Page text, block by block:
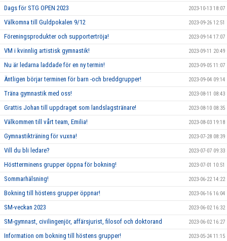
Dags för STG OPEN 2023 2023-10-13 18:07
Välkomna till Guldpokalen 9/12 2023-09-26 12:51
Föreningsprodukter och supportertröja! 2023-09-14 17:07
VM i kvinnlig artistisk gymnastik! 2023-09-11 20:49
Nu är ledarna laddade för en ny termin! 2023-09-05 11:07
Äntligen börjar terminen för barn -och breddgrupper! 2023-09-04 09:14
Träna gymnastik med oss! 2023-08-11 08:43
Grattis Johan till uppdraget som landslagstränare! 2023-08-10 08:35
Välkommen till vårt team, Emilia! 2023-08-03 19:18
Gymnastikträning för vuxna! 2023-07-28 08:39
Vill du bli ledare? 2023-07-07 09:33
Höstterminens grupper öppna för bokning! 2023-07-01 10:51
Sommarhälsning! 2023-06-22 14:22
Bokning till höstens grupper öppnar! 2023-06-16 16:04
SM-veckan 2023 2023-06-02 16:32
SM-gymnast, civilingenjör, affärsjurist, filosof och doktorand 2023-06-02 16:27
Information om bokning till höstens grupper! 2023-05-24 11:15